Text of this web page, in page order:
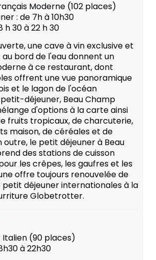
Moderne (102 places)
: de 7h à 10h30
h 30 à 22 h 30
une cave à vin exclusive et
bord de l'eau donnent un
à ce restaurant, dont
offrent une vue panoramique
et le lagon de l'océan
petit-déjeuner, Beau Champ
d'options à la carte ainsi
fruits tropicaux, de charcuterie,
maison, de céréales et de
outre, le petit déjeuner à Beau
des stations de cuisson
les crêpes, les gaufres et les
offre toujours renouvelée de
petit déjeuner internationales à la
Globetrotter.
Italien (90 places)
à 22h30